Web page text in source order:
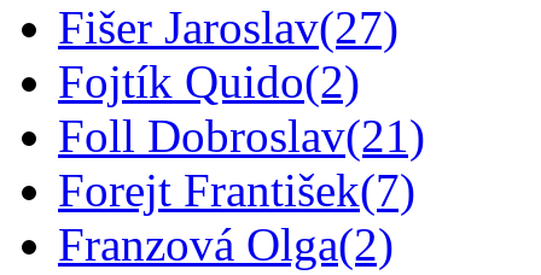
Fišer Jaroslav(27)
Fojtík Quido(2)
Foll Dobroslav(21)
Forejt František(7)
Franzová Olga(2)